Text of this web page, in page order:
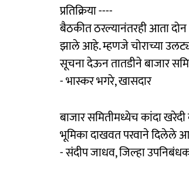
प्रतिक्रिया ----
बैठकीत ठरल्यानंतरही आता
झाले आहे. म्हणजे चोराच्या
सूचना देऊन तातडीने बाजार
- भास्कर भगरे, खासदार
बाजार समितीमध्येच कांदा
भूमिका दाखवत परवाने दिलेले
- संदीप जाधव, जिल्हा